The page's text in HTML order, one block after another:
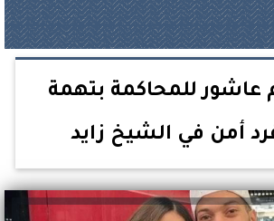
عاشور للمحاكمة بتهمة
أمن في الشيخ زايد